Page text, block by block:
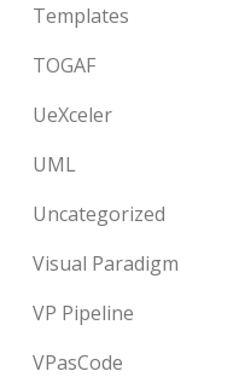
Templates
TOGAF
UeXceler
UML
Uncategorized
Visual Paradigm
VP Pipeline
VPasCode